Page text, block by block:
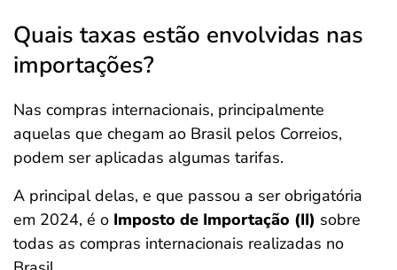
Quais taxas estão envolvidas nas
importações?
Nas compras internacionais, principalmente
aquelas que chegam ao Brasil pelos Correios,
podem ser aplicadas algumas tarifas.
A principal delas, e que passou a ser obrigatória
em 2024, é o Imposto de Importação (II) sobre
todas as compras internacionais realizadas no